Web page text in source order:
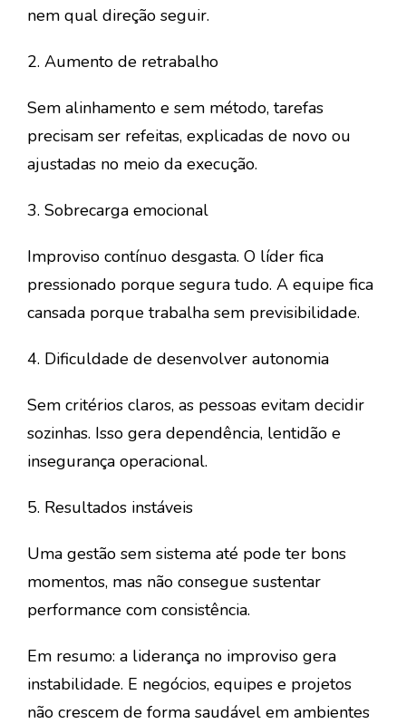
nem qual direção seguir.
2. Aumento de retrabalho
Sem alinhamento e sem método, tarefas
precisam ser refeitas, explicadas de novo ou
ajustadas no meio da execução.
3. Sobrecarga emocional
Improviso contínuo desgasta. O líder fica
pressionado porque segura tudo. A equipe fica
cansada porque trabalha sem previsibilidade.
4. Dificuldade de desenvolver autonomia
Sem critérios claros, as pessoas evitam decidir
sozinhas. Isso gera dependência, lentidão e
insegurança operacional.
5. Resultados instáveis
Uma gestão sem sistema até pode ter bons
momentos, mas não consegue sustentar
performance com consistência.
Em resumo: a liderança no improviso gera
instabilidade. E negócios, equipes e projetos
não crescem de forma saudável em ambientes